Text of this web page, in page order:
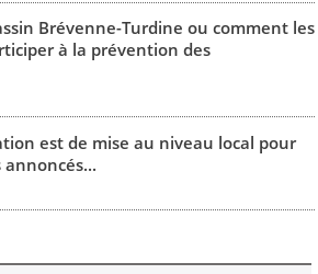
Brévenne-Turdine ou comment les
à la prévention des
est de mise au niveau local pour